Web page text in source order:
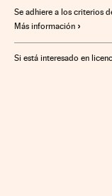
Empresas Economía
Se adhiere a los criterios
Más información
Si está interesado en